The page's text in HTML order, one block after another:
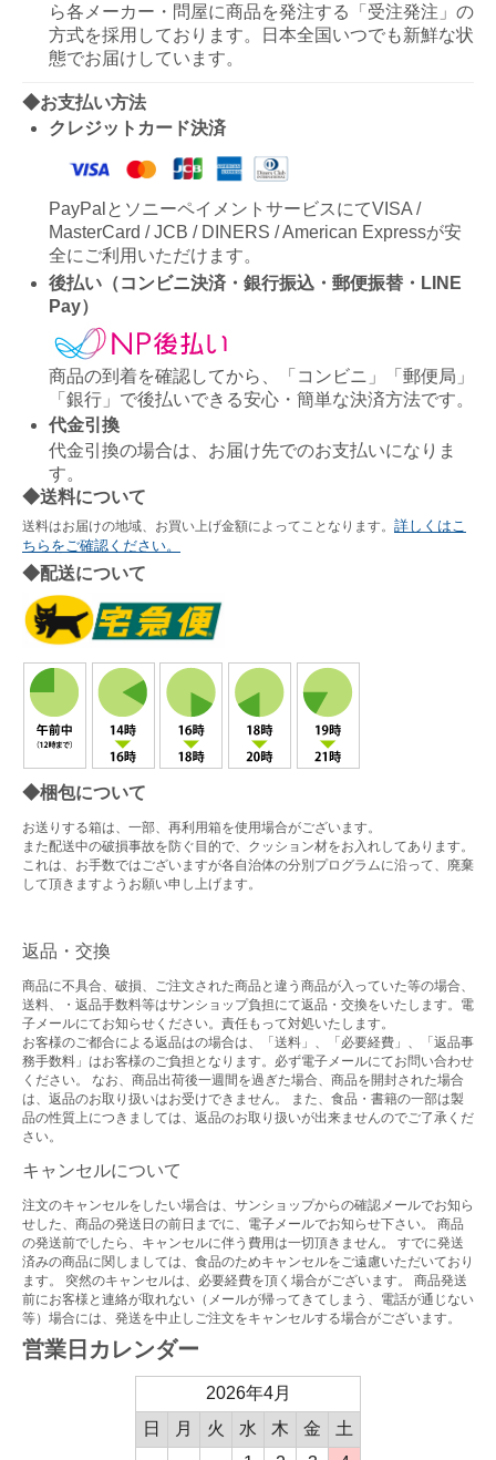
ら各メーカー・問屋に商品を発注する「受注発注」の
方式を採用しております。日本全国いつでも新鮮な状
態でお届けしています。
◆お支払い方法
クレジットカード決済
PayPalとソニーペイメントサービスにてVISA /
MasterCard / JCB / DINERS / American Expressが安
全にご利用いただけます。
後払い（コンビニ決済・銀行振込・郵便振替・LINE
Pay）
商品の到着を確認してから、「コンビニ」「郵便局」
「銀行」で後払いできる安心・簡単な決済方法です。
代金引換
代金引換の場合は、お届け先でのお支払いになりま
す。
◆送料について
送料はお届けの地域、お買い上げ金額によってことなります。 詳しくはこ
ちらをご確認ください。
◆配送について
◆梱包について
お送りする箱は、一部、再利用箱を使用場合がございます。
また配送中の破損事故を防ぐ目的で、クッション材をお入れしてあります。
これは、お手数ではございますが各自治体の分別プログラムに沿って、廃棄
して頂きますようお願い申し上げます。
返品・交換
商品に不具合、破損、ご注文された商品と違う商品が入っていた等の場合、
送料、・返品手数料等はサンショップ負担にて返品・交換をいたします。電
子メールにてお知らせください。責任もって対処いたします。
お客様のご都合による返品はの場合は、「送料」、「必要経費」、「返品事
務手数料」はお客様のご負担となります。必ず電子メールにてお問い合わせ
ください。 なお、商品出荷後一週間を過ぎた場合、商品を開封された場合
は、返品のお取り扱いはお受けできません。 また、食品・書籍の一部は製
品の性質上につきましては、返品のお取り扱いが出来ませんのでご了承くだ
さい。
キャンセルについて
注文のキャンセルをしたい場合は、サンショップからの確認メールでお知ら
せした、商品の発送日の前日までに、電子メールでお知らせ下さい。 商品
の発送前でしたら、キャンセルに伴う費用は一切頂きません。 すでに発送
済みの商品に関しましては、食品のためキャンセルをご遠慮いただいており
ます。 突然のキャンセルは、必要経費を頂く場合がございます。 商品発送
前にお客様と連絡が取れない（メールが帰ってきてしまう、電話が通じない
等）場合には、発送を中止しご注文をキャンセルする場合がございます。
営業日カレンダー
2026年4月
日
月 火 水 木 金
土